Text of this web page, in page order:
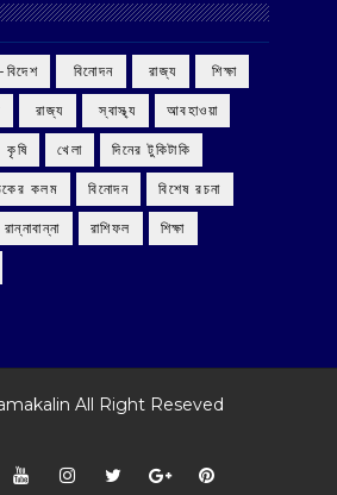
বিদেশ ‌ বিনোদন ‌ রাজ্য ‌ শিক্ষা
‌ রাজ্য ‌ স্বাস্থ্য আবহাওয়া
কৃষি খেলা দিনের টুকিটাকি
কলম বিনোদন বিশেষ রচনা
রান্নাবান্না রাশিফল শিক্ষা
All Right Reseved